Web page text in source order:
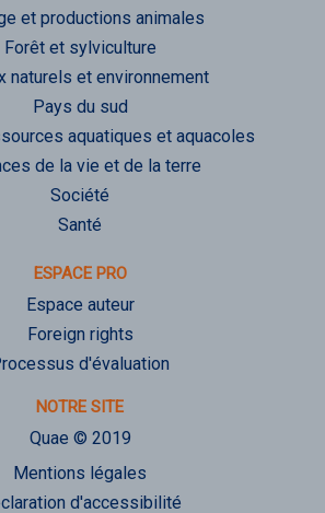
et productions animales
Forêt et sylviculture
naturels et environnement
Pays du sud
aquatiques et aquacoles
de la vie et de la terre
Société
Santé
ESPACE PRO
Espace auteur
Foreign rights
d'évaluation
NOTRE SITE
Quae © 2019
Mentions légales
d'accessibilité